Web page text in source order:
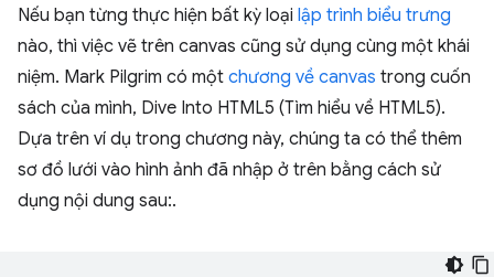
Nếu bạn từng thực hiện bất kỳ loại lập trình biểu trưng
nào, thì việc vẽ trên canvas cũng sử dụng cùng một khái
niệm. Mark Pilgrim có một chương về canvas trong cuốn
sách của mình, Dive Into HTML5 (Tìm hiểu về HTML5).
Dựa trên ví dụ trong chương này, chúng ta có thể thêm
sơ đồ lưới vào hình ảnh đã nhập ở trên bằng cách sử
dụng nội dung sau:.